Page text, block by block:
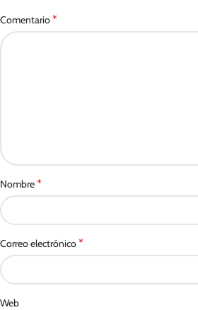
Comentario*
Nombre*
Correo electrónico*
Web